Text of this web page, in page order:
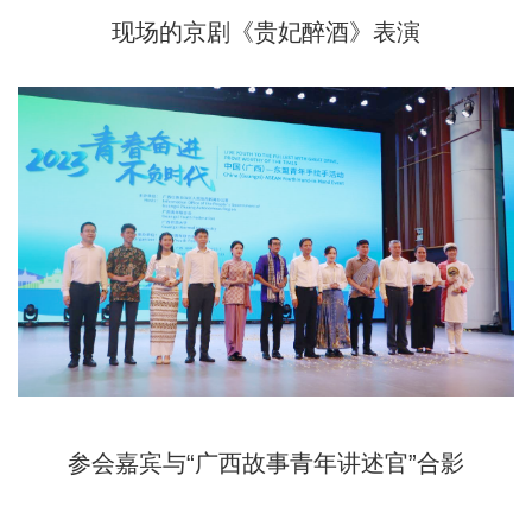
现场的京剧《贵妃醉酒》表演
参会嘉宾与“广西故事青年讲述官”合影